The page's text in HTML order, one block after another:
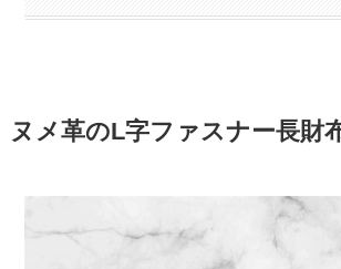
ヌメ革のL字ファスナー長財